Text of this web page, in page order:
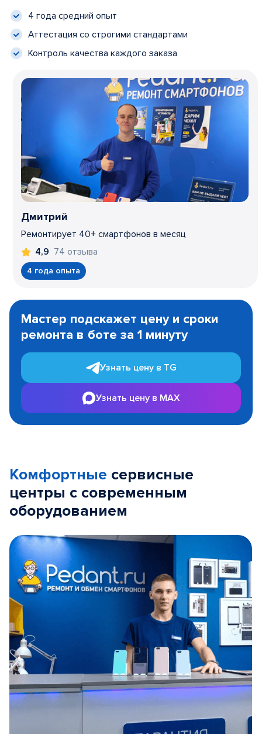
4 года средний опыт
Аттестация со строгими стандартами
Контроль качества каждого заказа
Дмитрий
Ремонтирует 40+ смартфонов в месяц
4,9 74 отзыва
4 года опыта
1
Мастер подскажет цену и сроки
ремонта в боте за 1 минуту
Узнать цену в TG
Узнать цену в MAX
Комфортные сервисные
центры с современным
оборудованием